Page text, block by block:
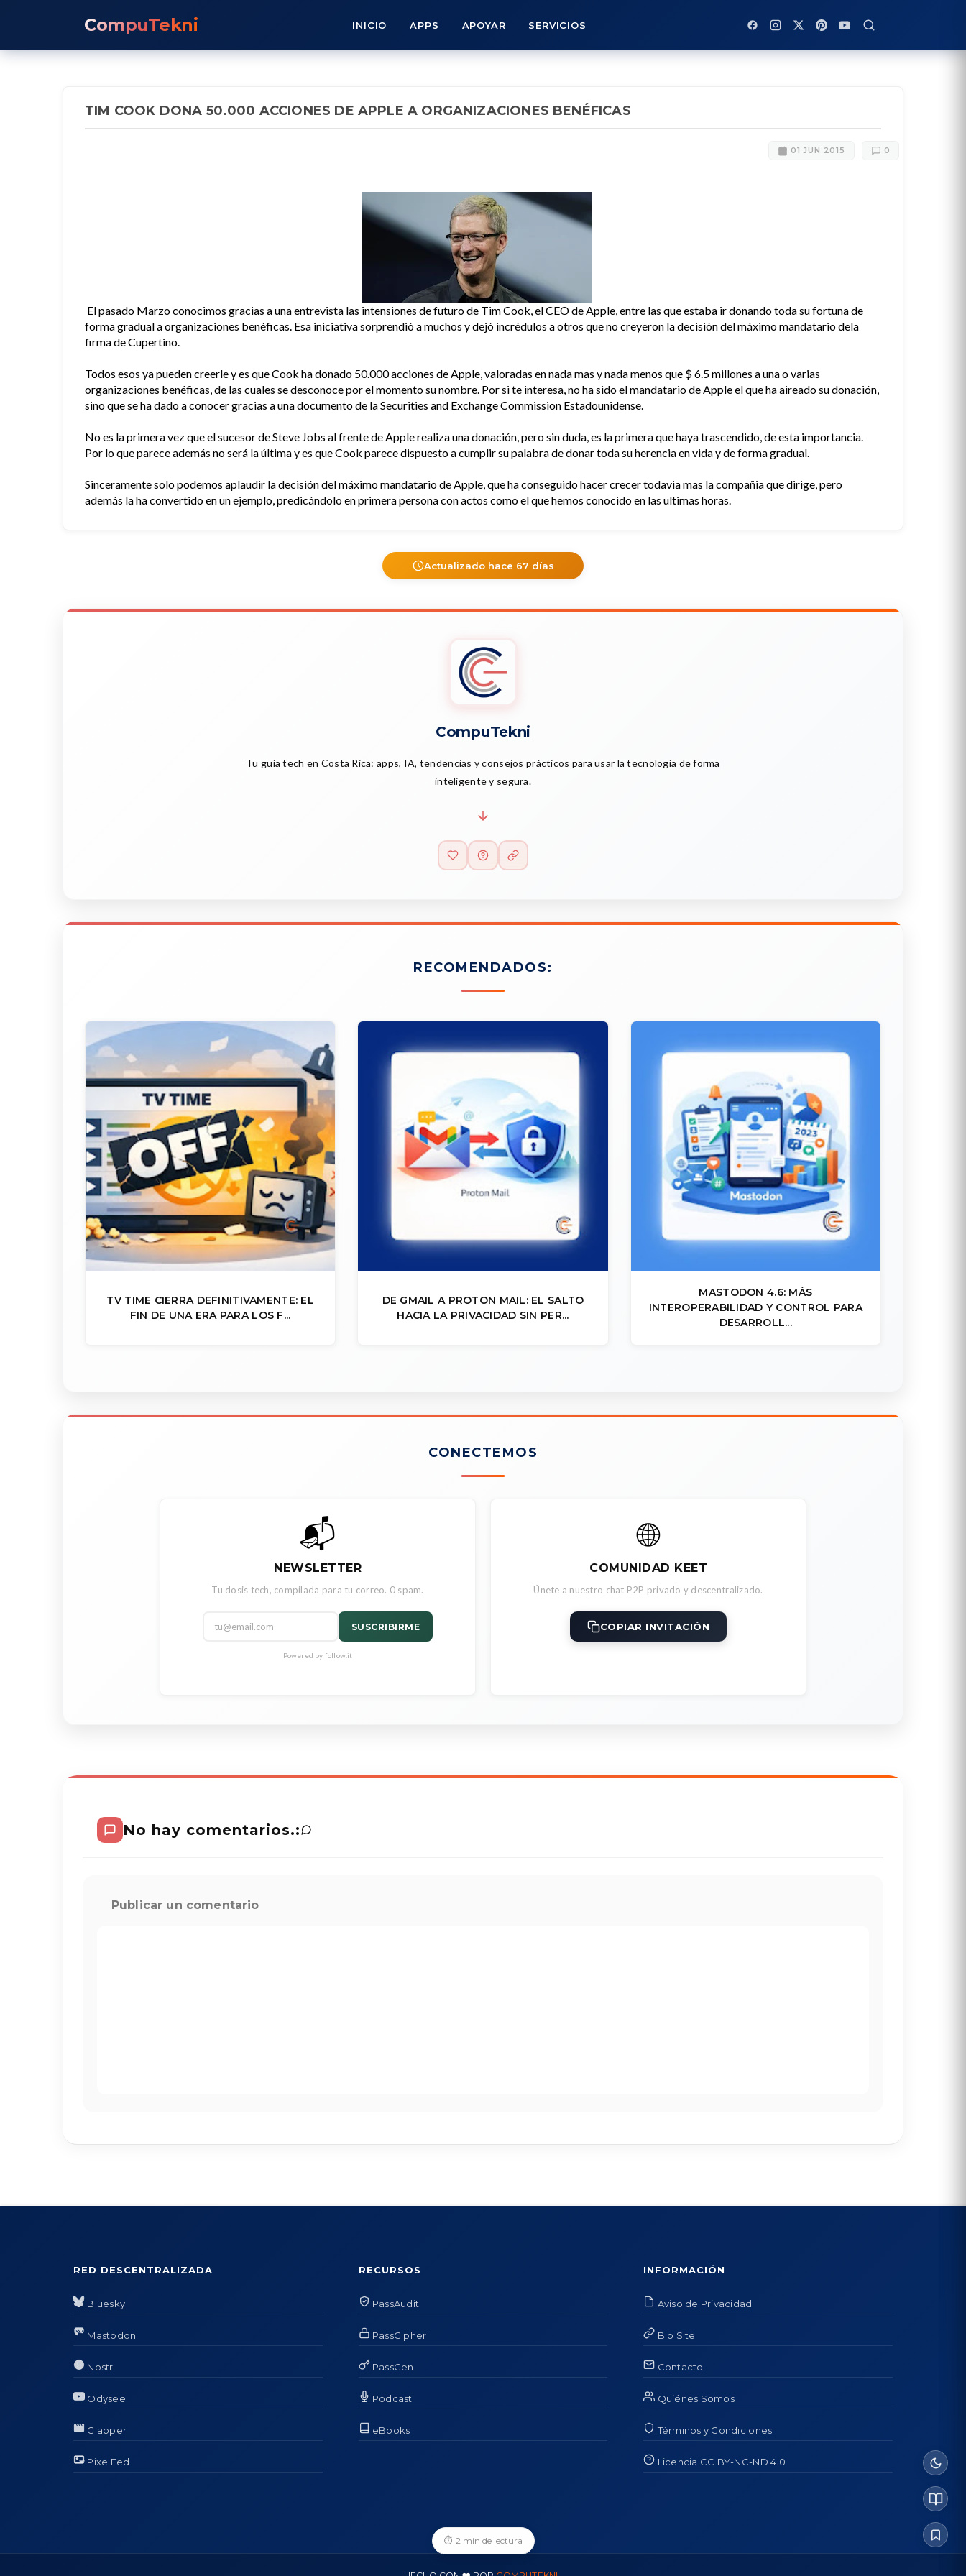
CompuTekni INICIO APPS APOYAR SERVICIOS
TIM COOK DONA 50.000 ACCIONES DE APPLE A ORGANIZACIONES BENÉFICAS
01 JUN 2015 0
El pasado Marzo conocimos gracias a una entrevista las intensiones de futuro de Tim Cook, el CEO de Apple, entre las que estaba ir donando toda su fortuna de
forma gradual a organizaciones benéficas. Esa iniciativa sorprendió a muchos y dejó incrédulos a otros que no creyeron la decisión del máximo mandatario dela
firma de Cupertino.
Todos esos ya pueden creerle y es que Cook ha donado 50.000 acciones de Apple, valoradas en nada mas y nada menos que $ 6.5 millones a una o varias
organizaciones benéficas, de las cuales se desconoce por el momento su nombre. Por si te interesa, no ha sido el mandatario de Apple el que ha aireado su donación,
sino que se ha dado a conocer gracias a una documento de la Securities and Exchange Commission Estadounidense.
No es la primera vez que el sucesor de Steve Jobs al frente de Apple realiza una donación, pero sin duda, es la primera que haya trascendido, de esta importancia.
Por lo que parece además no será la última y es que Cook parece dispuesto a cumplir su palabra de donar toda su herencia en vida y de forma gradual.
Sinceramente solo podemos aplaudir la decisión del máximo mandatario de Apple, que ha conseguido hacer crecer todavia mas la compañia que dirige, pero
además la ha convertido en un ejemplo, predicándolo en primera persona con actos como el que hemos conocido en las ultimas horas.
Actualizado hace 67 días
CompuTekni
Tu guía tech en Costa Rica: apps, IA, tendencias y consejos prácticos para usar la tecnología de forma
inteligente y segura.
RECOMENDADOS:
TV TIME CIERRA DEFINITIVAMENTE: EL
FIN DE UNA ERA PARA LOS F...
DE GMAIL A PROTON MAIL: EL SALTO
HACIA LA PRIVACIDAD SIN PER...
MASTODON 4.6: MÁS
INTEROPERABILIDAD Y CONTROL PARA
DESARROLL...
CONECTEMOS
📬
NEWSLETTER
Tu dosis tech, compilada para tu correo. 0 spam.
SUSCRIBIRME
Powered by follow.it
🌐
COMUNIDAD KEET
Únete a nuestro chat P2P privado y descentralizado.
COPIAR INVITACIÓN
No hay comentarios.:
Publicar un comentario
RED DESCENTRALIZADA
Bluesky
Mastodon
Nostr
Odysee
Clapper
PixelFed
RECURSOS
PassAudit
PassCipher
PassGen
Podcast
eBooks
INFORMACIÓN
Aviso de Privacidad
Bio Site
Contacto
Quiénes Somos
Términos y Condiciones
Licencia CC BY-NC-ND 4.0
⏱ 2 min de lectura